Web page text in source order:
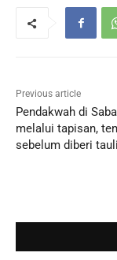
Previous article
Pendakwah di
melalui tapisan,
sebelum diberi